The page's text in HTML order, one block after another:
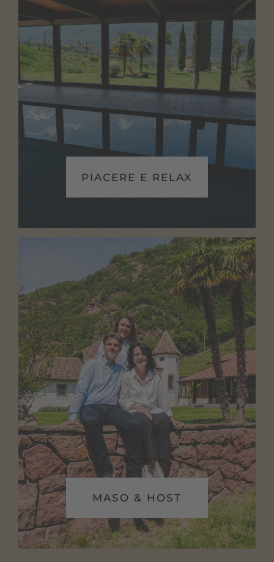
PIACERE E RELAX
MASO & HOST